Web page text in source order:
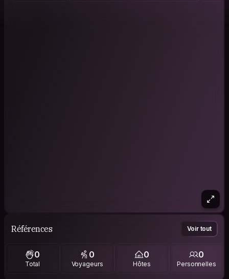
Références Voir tout
0
Total
0
Voyageurs
0
Hôtes
0
Personnelles